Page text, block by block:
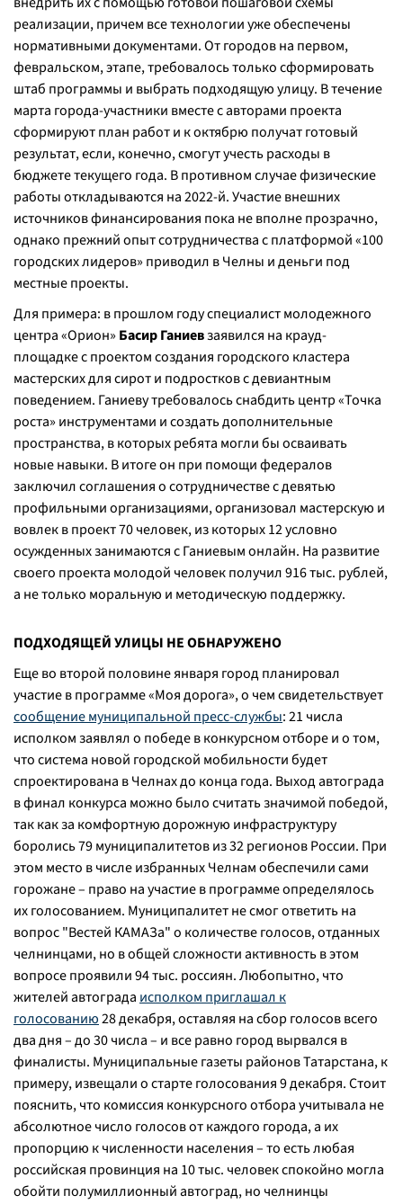
реализации, причем все технологии уже обеспечены
нормативными документами. От городов на первом,
февральском, этапе, требовалось только сформировать
штаб программы и выбрать подходящую улицу. В течение
марта города-участники вместе с авторами проекта
сформируют план работ и к октябрю получат готовый
результат, если, конечно, смогут учесть расходы в
бюджете текущего года. В противном случае физические
работы откладываются на 2022-й. Участие внешних
источников финансирования пока не вполне прозрачно,
однако прежний опыт сотрудничества с платформой «100
городских лидеров» приводил в Челны и деньги под
местные проекты.
Для примера: в прошлом году специалист молодежного
центра «Орион» Басир Ганиевзаявился на крауд-
площадке с проектом создания городского кластера
мастерских для сирот и подростков с девиантным
поведением. Ганиеву требовалось снабдить центр «Точка
роста» инструментами и создать дополнительные
пространства, в которых ребята могли бы осваивать
новые навыки. В итоге он при помощи федералов
заключил соглашения о сотрудничестве с девятью
профильными организациями, организовал мастерскую и
вовлек в проект 70 человек, из которых 12 условно
осужденных занимаются с Ганиевым онлайн. На развитие
своего проекта молодой человек получил 916 тыс. рублей,
а не только моральную и методическую поддержку.
ПОДХОДЯЩЕЙ УЛИЦЫ НЕ ОБНАРУЖЕНО
Еще во второй половине января город планировал
участие в программе «Моя дорога», о чем свидетельствует
сообщение муниципальной пресс-службы: 21 числа
исполком заявлял о победе в конкурсном отборе и о том,
что система новой городской мобильности будет
спроектирована в Челнах до конца года. Выход автограда
в финал конкурса можно было считать значимой победой,
так как за комфортную дорожную инфраструктуру
боролись 79 муниципалитетов из 32 регионов России. При
этом место в числе избранных Челнам обеспечили сами
горожане – право на участие в программе определялось
их голосованием. Муниципалитет не смог ответить на
вопрос "Вестей КАМАЗа" о количестве голосов, отданных
челнинцами, но в общей сложности активность в этом
вопросе проявили 94 тыс. россиян. Любопытно, что
жителей автограда исполком приглашал к
голосованию28 декабря, оставляя на сбор голосов всего
два дня – до 30 числа – и все равно город вырвался в
финалисты. Муниципальные газеты районов Татарстана, к
примеру, извещали о старте голосования 9 декабря. Стоит
пояснить, что комиссия конкурсного отбора учитывала не
абсолютное число голосов от каждого города, а их
пропорцию к численности населения – то есть любая
российская провинция на 10 тыс. человек спокойно могла
обойти полумиллионный автоград, но челнинцы